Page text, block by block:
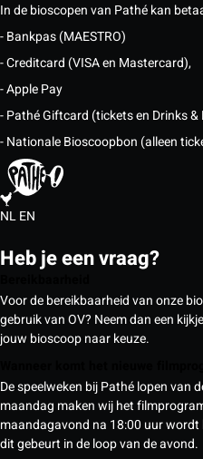
In de bioscopen van Pathé kan
- Bankpas (MAESTRO)
- Creditcard (VISA en Mastercard),
- Apple Pay
- Pathé Giftcard (tickets en Drinks &
- Nationale Bioscoopbon (alleen
NLEN
Heb je een vraag?
Voor de bereikbaarheid van onze
gebruik van OV? Neem dan een
jouw bioscoop naar keuze.
De speelweken bij Pathé lopen van
maandag maken wij het
maandagavond na 18:00 uur
dit gebeurt in de loop van de avond.